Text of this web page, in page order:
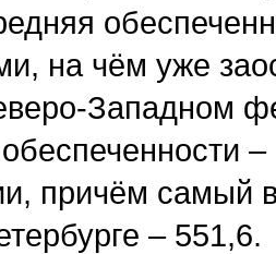
на чём уже
Западном
причём самый
– 551,6.